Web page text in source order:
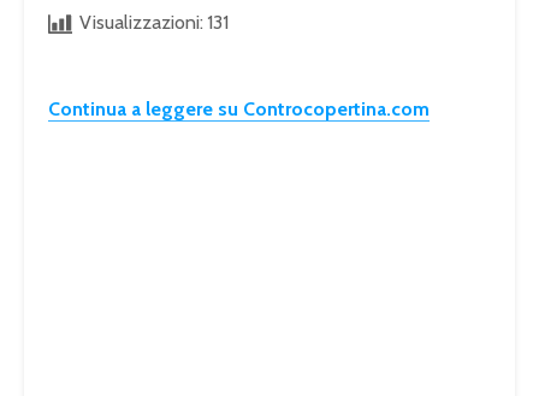
Visualizzazioni: 131
Continua a leggere su Controcopertina.com